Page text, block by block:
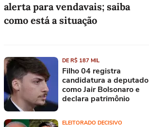
alerta para vendavais; saiba
como está a situação
DE R$ 187 MIL
Filho 04 registra
candidatura a deputado
como Jair Bolsonaro e
declara patrimônio
ELEITORADO DECISIVO